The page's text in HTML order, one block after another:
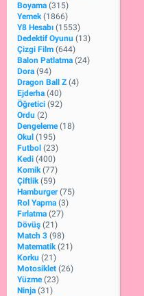
Boyama (315)
Yemek (1866)
Y8 Hesabı (1553)
Dedektif Oyunu (13)
Çizgi Film (644)
Balon Patlatma (24)
Dora (94)
Dragon Ball Z (4)
Ejderha (40)
Öğretici (92)
Ordu (2)
Dengeleme (18)
Okul (195)
Futbol (23)
Kedi (400)
Komik (77)
Çiftlik (59)
Hamburger (75)
Rol Yapma (3)
Fırlatma (27)
Dövüş (21)
Match 3 (98)
Matematik (21)
Korku (21)
Motosiklet (26)
Yüzme (23)
Ninja (31)